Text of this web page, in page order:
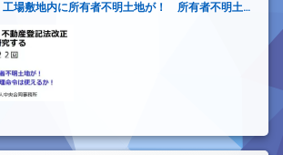
場敷地内に所有者不明土地が！ 所有者不明土